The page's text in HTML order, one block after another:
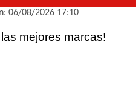
06/08/2026 17:10
mejores marcas!